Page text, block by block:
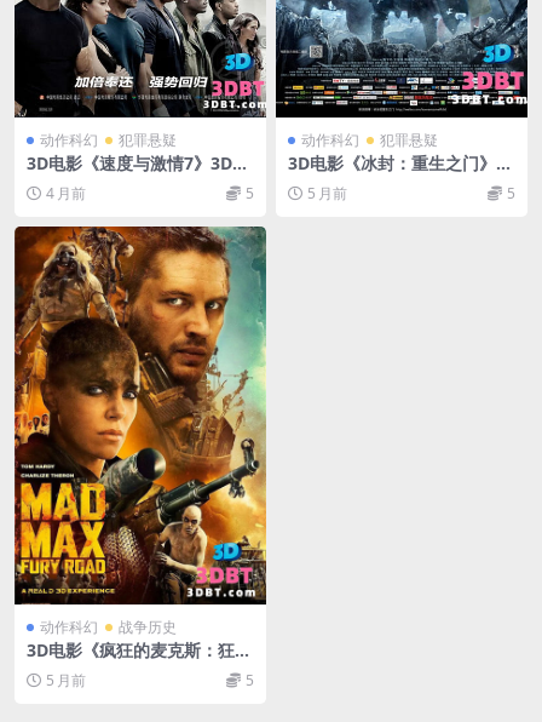
动作科幻 犯罪悬疑
3D电影《速度与激情7》3D左
右格式 高清网盘下载 3DVR电
影下载
4 月前 5
动作科幻 犯罪悬疑
3D电影《冰封：重生之门》3
D左右格式 高清 网盘+迅雷 下
载 5 月前 5
动作科幻 战争历史
3D电影《疯狂的麦克斯：狂暴
之路》3D左右格式 高清 网盘
+迅雷BT 下载 3D版电影
5 月前 5